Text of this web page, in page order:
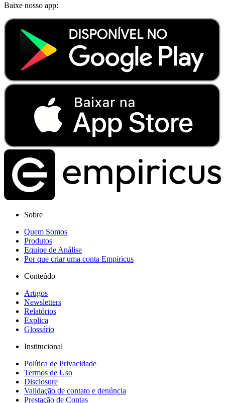
Baixe nosso app:
Sobre
Quem Somos
Produtos
Equipe de Análise
Por que criar uma conta Empiricus
Conteúdo
Artigos
Newsletters
Relatórios
Explica
Glossário
Institucional
Política de Privacidade
Termos de Uso
Disclosure
Validação de contato e denúncia
Prestação de Contas